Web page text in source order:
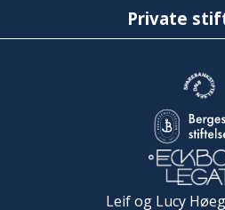
Private
Leif og Lucy